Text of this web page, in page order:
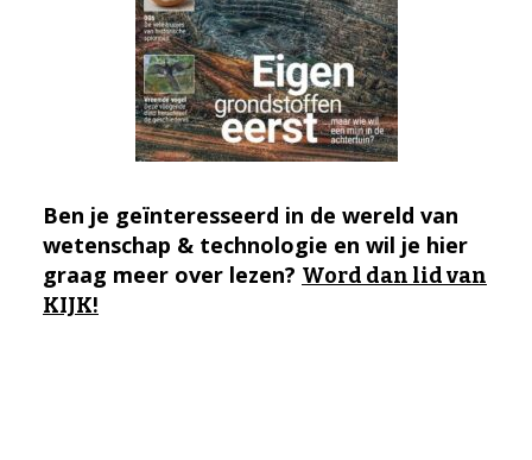
Ben je geïnteresseerd in de wereld van
wetenschap & technologie en wil je hier
graag meer over lezen? Word dan lid van
KIJK!